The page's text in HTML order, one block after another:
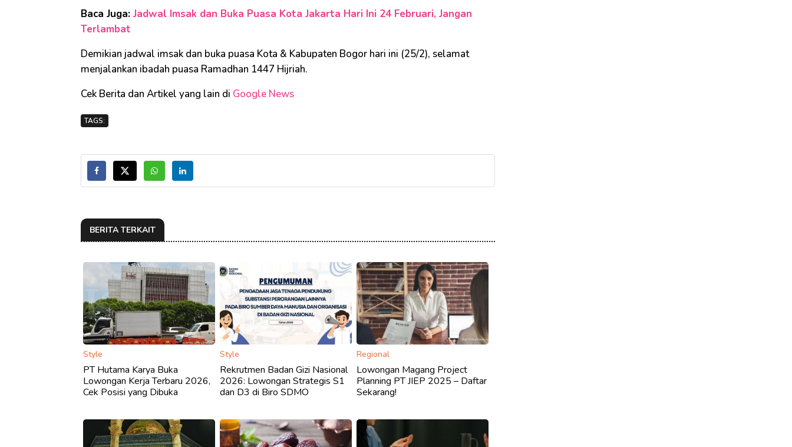
Baca Juga: Jadwal Imsak dan Buka Puasa Kota Jakarta Hari Ini 24 Februari, Jangan
Terlambat
Demikian jadwal imsak dan buka puasa Kota & Kabupaten Bogor hari ini (25/2), selamat
menjalankan ibadah puasa Ramadhan 1447 Hijriah.
Cek Berita dan Artikel yang lain di Google News
TAGS:
BERITA TERKAIT
Style
PT Hutama Karya Buka
Lowongan Kerja Terbaru 2026,
Cek Posisi yang Dibuka
Style
Rekrutmen Badan Gizi Nasional
2026: Lowongan Strategis S1
dan D3 di Biro SDMO
Regional
Lowongan Magang Project
Planning PT JIEP 2025 – Daftar
Sekarang!